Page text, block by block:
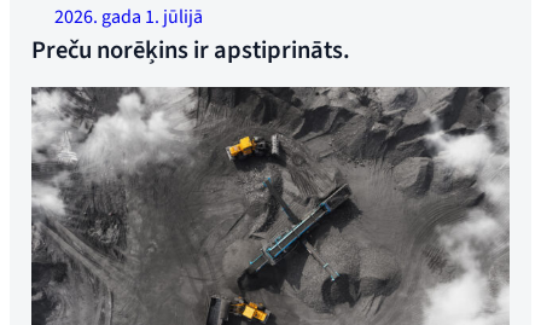
2026. gada 1. jūlijā
Preču norēķins ir apstiprināts.